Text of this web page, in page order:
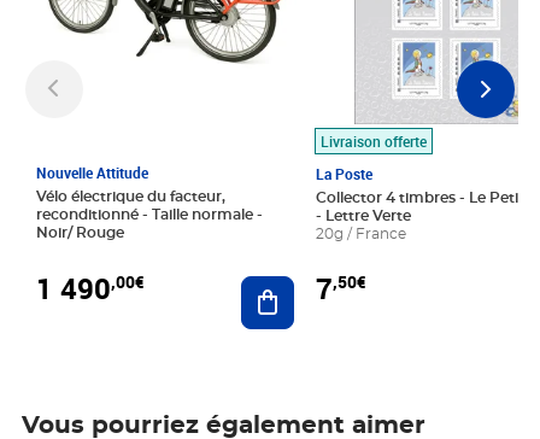
Nouvelle Attitude
Vélo électrique du facteur,
reconditionné - Taille normale -
Noir/ Rouge
1 490,00€ Ajouter au panier
Livraison offerte
La Poste
Collector 4 timbres - Le Petit
- Lettre Verte
20g / France
7,50€
Vous pourriez également aimer